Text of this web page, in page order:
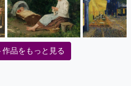
作品をもっと見る